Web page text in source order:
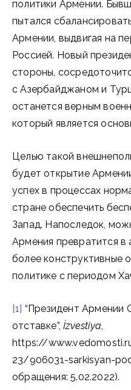
политики Армении.
пытался
Армении, выдвигая на
Россией. Новый
стороны,
с Азербайджаном и
останется верным
который является
Целью такой
будет открытие
успех в процессах
стране обеспечить
Запад. Напоследок,
Армения превратится в
более конструктивные
политике с периодом
[1] “Президент Армении
отставке”,İzvestiya,
https://
23/906031-sarkisyan-
обращения: 5.02.2022).